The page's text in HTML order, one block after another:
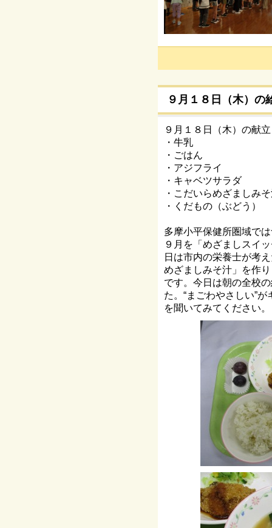
９月１８日（木）の
９月１８日（木）の献立
・牛乳
・ごはん
・アジフライ
・キャベツサラダ
・こだいらめざましみ
・くだもの（ぶどう）
多摩小平保健所圏域で
９月を「めざましスイ
日は市内の栄養士が考
めざましみそ汁」を作
です。今日は朝の全校
た。“まごわやさしい”
を聞いてみてください。